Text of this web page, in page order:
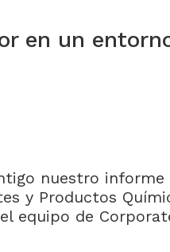
en un
nuestro informe
y Productos
equipo de